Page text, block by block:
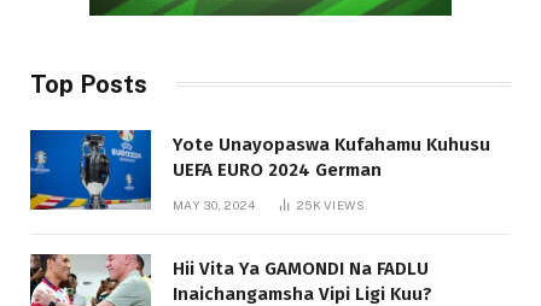
Top Posts
Yote Unayopaswa Kufahamu Kuhusu
UEFA EURO 2024 German
MAY 30, 2024 25KVIEWS
Hii Vita Ya GAMONDI Na FADLU
Inaichangamsha Vipi Ligi Kuu?